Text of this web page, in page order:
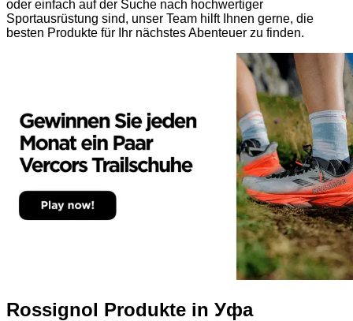
oder einfach auf der Suche nach hochwertiger
Sportausrüstung sind, unser Team hilft Ihnen gerne, die
besten Produkte für Ihr nächstes Abenteuer zu finden.
Rossignol Produkte in Уфа